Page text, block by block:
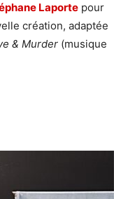
Laporte pour
création, adaptée
& Murder (musique